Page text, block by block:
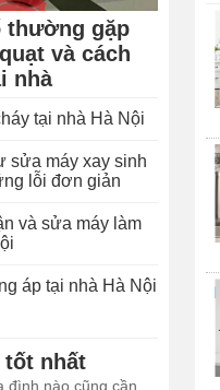
thường gặp
và cách
nhà
tại nhà Hà Nội
sửa máy xay sinh
lỗi đơn giản
và sửa máy làm
áp tại nhà Hà Nội
tốt nhất
đình nào cũng cần